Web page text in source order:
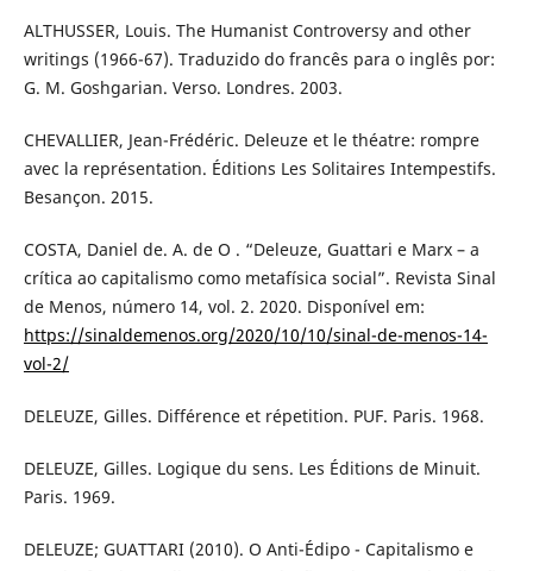
ALTHUSSER, Louis. The Humanist Controversy and other
writings (1966-67). Traduzido do francês para o inglês por:
G. M. Goshgarian. Verso. Londres. 2003.
CHEVALLIER, Jean-Frédéric. Deleuze et le théatre: rompre
avec la représentation. Éditions Les Solitaires Intempestifs.
Besançon. 2015.
COSTA, Daniel de. A. de O . “Deleuze, Guattari e Marx – a
crítica ao capitalismo como metafísica social”. Revista Sinal
de Menos, número 14, vol. 2. 2020. Disponível em:
https://sinaldemenos.org/2020/10/10/sinal-de-menos-14-
vol-2/
DELEUZE, Gilles. Différence et répetition. PUF. Paris. 1968.
DELEUZE, Gilles. Logique du sens. Les Éditions de Minuit.
Paris. 1969.
DELEUZE; GUATTARI (2010). O Anti-Édipo - Capitalismo e